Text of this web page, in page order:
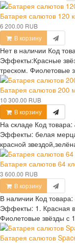
Батарея салютов 120
6 200.00 RUB
В корзину
Нет в наличии Код
Эффекты:Красные
треском. Фиолетовые
Батарея салютов 200
10 300.00 RUB
В корзину
На складе Код товара:
Эффекты: белая
красной
Батарея салютов 64
3 600.00 RUB
В корзину
В наличии Код товара:
Эффекты: 1. Красная
Фиолетовые звёзды с
Батарея салютов